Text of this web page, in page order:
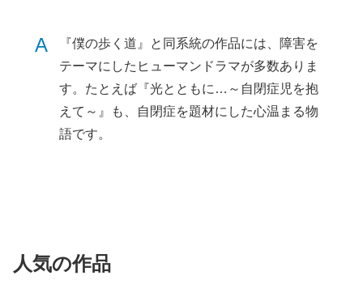
A
『僕の歩く道』と同系統の作品には、障害を
テーマにしたヒューマンドラマが多数ありま
す。たとえば『光とともに…～自閉症児を抱
えて～』も、自閉症を題材にした心温まる物
語です。
人気の作品